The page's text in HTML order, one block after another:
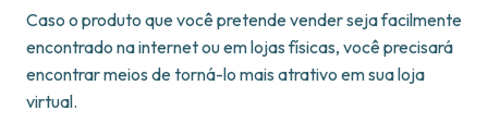
Caso o produto que você pretende vender seja facilmente
encontrado na internet ou em lojas físicas, você precisará
encontrar meios de torná-lo mais atrativo em sua loja
virtual.